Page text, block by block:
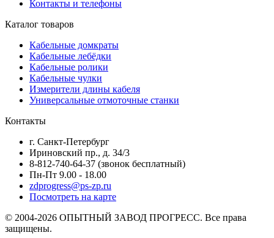
Контакты и телефоны
Каталог товаров
Кабельные домкраты
Кабельные лебёдки
Кабельные ролики
Кабельные чулки
Измерители длины кабеля
Универсальные отмоточные станки
Контакты
г. Санкт-Петербург
Ириновский пр., д. 34/3
8-812-740-64-37 (звонок бесплатный)
Пн-Пт 9.00 - 18.00
zdprogress@ps-zp.ru
Посмотреть на карте
© 2004-2026 ОПЫТНЫЙ ЗАВОД ПРОГРЕСС. Все права
защищены.